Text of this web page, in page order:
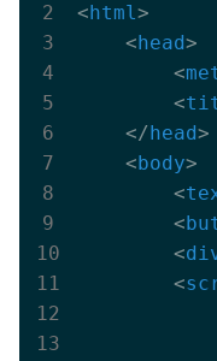
< html>
< head>
<
<
</ head>
< body>
<
<
<
<